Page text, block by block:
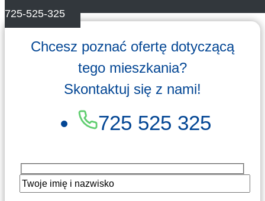
725-525-325
Chcesz poznać ofertę dotyczącą
tego mieszkania?
Skontaktuj się z nami!
725 525 325